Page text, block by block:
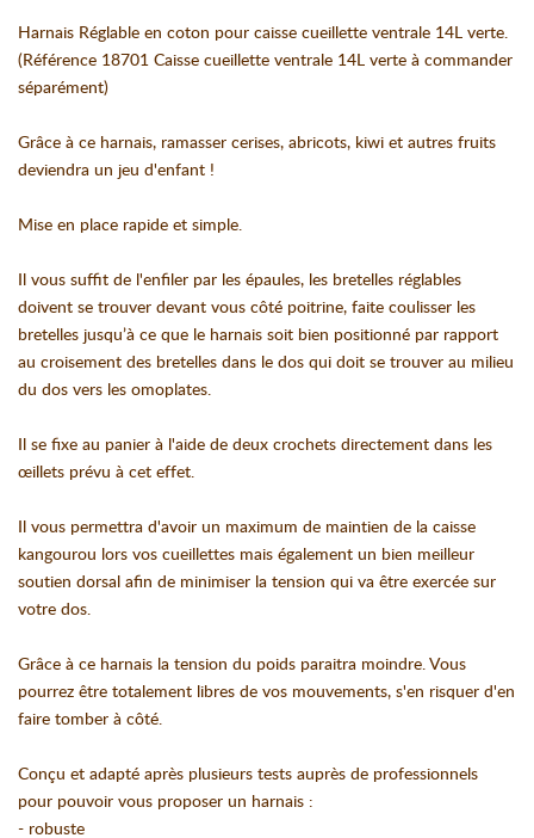
Harnais Réglable en coton pour caisse cueillette ventrale 14L verte.
(Référence 18701 Caisse cueillette ventrale 14L verte à commander
séparément)
Grâce à ce harnais, ramasser cerises, abricots, kiwi et autres fruits
deviendra un jeu d'enfant !
Mise en place rapide et simple.
Il vous suffit de l'enfiler par les épaules, les bretelles réglables
doivent se trouver devant vous côté poitrine, faite coulisser les
bretelles jusqu’à ce que le harnais soit bien positionné par rapport
au croisement des bretelles dans le dos qui doit se trouver au milieu
du dos vers les omoplates.
Il se fixe au panier à l'aide de deux crochets directement dans les
œillets prévu à cet effet.
Il vous permettra d'avoir un maximum de maintien de la caisse
kangourou lors vos cueillettes mais également un bien meilleur
soutien dorsal afin de minimiser la tension qui va être exercée sur
votre dos.
Grâce à ce harnais la tension du poids paraitra moindre. Vous
pourrez être totalement libres de vos mouvements, s'en risquer d'en
faire tomber à côté.
Conçu et adapté après plusieurs tests auprès de professionnels
pour pouvoir vous proposer un harnais :
- robuste